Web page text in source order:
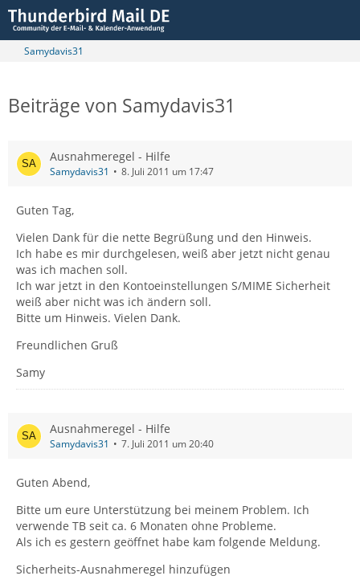
Samydavis31
Beiträge von Samydavis31
Ausnahmeregel - Hilfe
Samydavis31 8. Juli 2011 um 17:47
Guten Tag,
Vielen Dank für die nette Begrüßung und den Hinweis.
Ich habe es mir durchgelesen, weiß aber jetzt nicht genau
was ich machen soll.
Ich war jetzt in den Kontoeinstellungen S/MIME Sicherheit
weiß aber nicht was ich ändern soll.
Bitte um Hinweis. Vielen Dank.
Freundlichen Gruß
Samy
Ausnahmeregel - Hilfe
Samydavis31 7. Juli 2011 um 20:40
Guten Abend,
Bitte um eure Unterstützung bei meinem Problem. Ich
verwende TB seit ca. 6 Monaten ohne Probleme.
Als ich es gestern geöffnet habe kam folgende Meldung.
Sicherheits-Ausnahmeregel hinzufügen